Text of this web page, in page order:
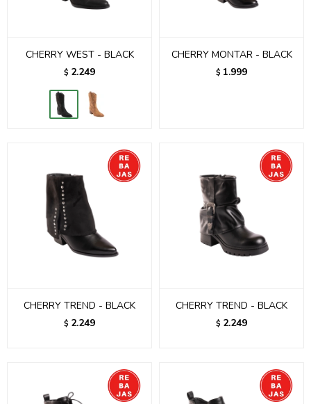
CHERRY WEST - BLACK
$ 2.249
CHERRY MONTAR - BLACK
$ 1.999
CHERRY TREND - BLACK
$ 2.249
CHERRY TREND - BLACK
$ 2.249